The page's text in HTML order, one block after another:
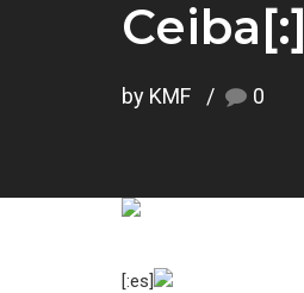
Ceiba[:]
by KMF 0
[:es]